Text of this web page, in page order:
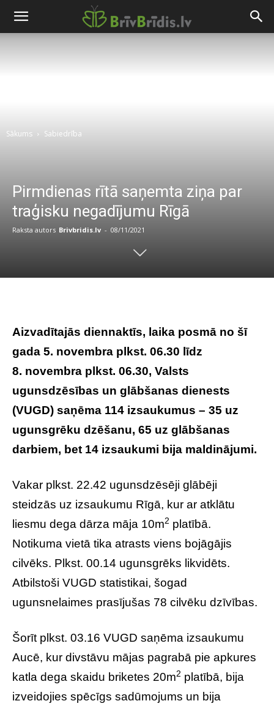
Sākums Sabiedrība
Pirmdienas rītā saņemta ziņa par
traģisku negadījumu Rīgā
Raksta autors Brivbridis.lv - 08/11/2021
Aizvadītajās diennaktīs, laika posmā no šī
gada 5. novembra plkst. 06.30 līdz
8. novembra plkst. 06.30, Valsts
ugunsdzēsības un glābšanas dienests
(VUGD) saņēma 114 izsaukumus – 35 uz
ugunsgrēku dzēšanu, 65 uz glābšanas
darbiem, bet 14 izsaukumi bija maldinājumi.
Vakar plkst. 22.42 ugunsdzēsēji glābēji
steidzās uz izsaukumu Rīgā, kur ar atklātu
liesmu dega dārza māja 10m2 platībā.
Notikuma vietā tika atrasts viens bojāgājis
cilvēks. Plkst. 00.14 ugunsgrēks likvidēts.
Atbilstoši VUGD statistikai, šogad
ugunsnelaimes prasījušas 78 cilvēku dzīvības.
Šorīt plkst. 03.16 VUGD saņēma izsaukumu
Aucē, kur divstāvu mājas pagrabā pie apkures
katla dega skaidu briketes 20m2 platībā, bija
izveidojies spēcīgs sadūmojums un bija